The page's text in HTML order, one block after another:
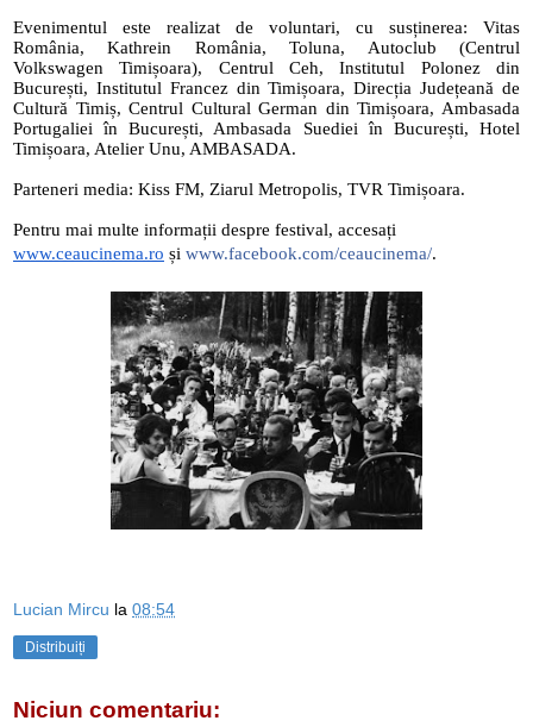
Evenimentul este realizat de voluntari, cu susținerea: Vitas
România, Kathrein România, Toluna, Autoclub (Centrul
Volkswagen Timișoara), Centrul Ceh, Institutul Polonez din
București, Institutul Francez din Timișoara, Direcția Județeană de
Cultură Timiș, Centrul Cultural German din Timișoara, Ambasada
Portugaliei în București, Ambasada Suediei în București, Hotel
Timișoara, Atelier Unu, AMBASADA.
Parteneri media: Kiss FM, Ziarul Metropolis, TVR Timișoara.
www.ceaucinema.ro și www.facebook.com/ceaucinema/.
Lucian Mircu la 08:54
Distribuiți
Niciun comentariu: